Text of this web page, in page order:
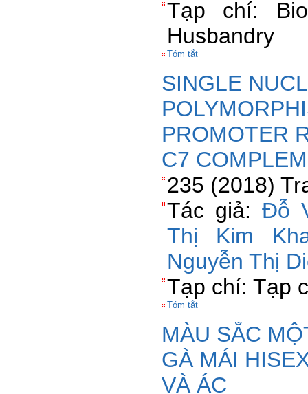
Tạp chí:
Husbandry
Tóm tắt
SINGLE
PROMOTER
C7
235 (2018)
Tác giả: Đỗ
Thị Kim
Nguyễn Thị
Tạp chí: Tạp
Tóm tắt
MÀU SẮC
GÀ MÁI
VÀ ÁC